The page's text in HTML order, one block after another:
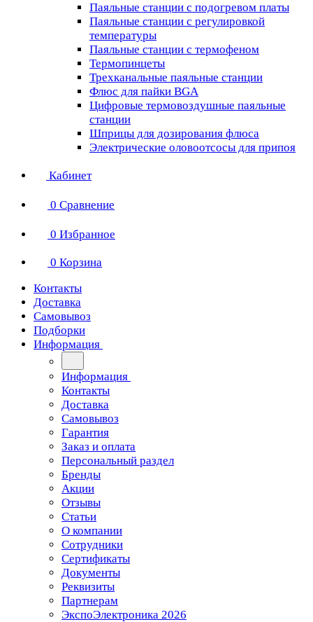
Паяльные станции с подогревом платы
Паяльные станции с регулировкой
температуры
Паяльные станции с термофеном
Термопинцеты
Трехканальные паяльные станции
Флюс для пайки BGA
Цифровые термовоздушные паяльные
станции
Шприцы для дозирования флюса
Электрические оловоотсосы для припоя
Кабинет
0 Сравнение
0 Избранное
0 Корзина
Контакты
Доставка
Самовывоз
Подборки
Информация
Информация
Контакты
Доставка
Самовывоз
Гарантия
Заказ и оплата
Персональный раздел
Бренды
Акции
Отзывы
Статьи
О компании
Сотрудники
Сертификаты
Документы
Реквизиты
Партнерам
ЭкспоЭлектроника 2026